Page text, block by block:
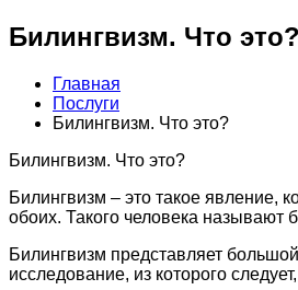
Билингвизм. Что это?
Главная
Послуги
Билингвизм. Что это?
Билингвизм. Что это?
Билингвизм – это такое явление,
обоих. Такого человека называют
Билингвизм представляет
исследование, из которого